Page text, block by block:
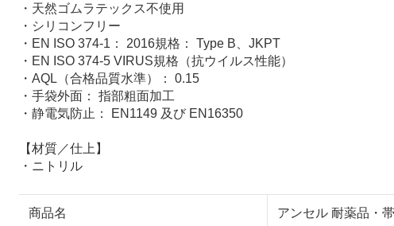
・天然ゴムラテックス不使用
・シリコンフリー
・EN ISO 374-1： 2016規格： Type B、JKPT
・EN ISO 374-5 VIRUS規格（抗ウイルス性能）
・AQL（合格品質水準）： 0.15
・手袋外面： 指部粗面加工
・静電気防止： EN1149 及び EN16350
【材質／仕上】
・ニトリル
商品名 アンセル 耐薬品・